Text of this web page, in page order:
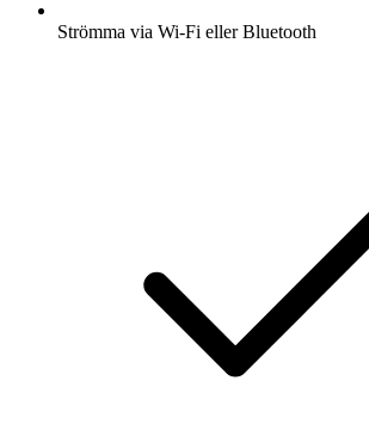
Strömma via Wi-Fi eller Bluetooth